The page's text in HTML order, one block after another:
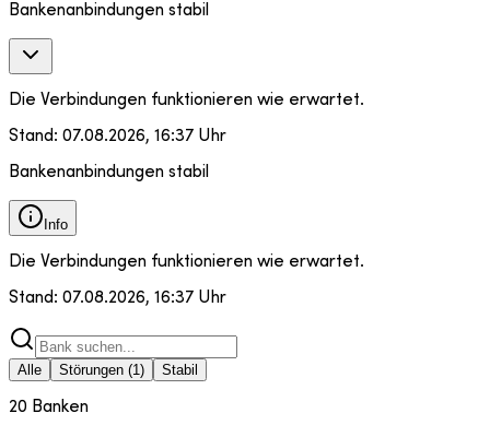
Bankenanbindungen stabil
Die Verbindungen funktionieren wie erwartet.
Stand: 07.08.2026, 16:37 Uhr
Bankenanbindungen stabil
Info
Die Verbindungen funktionieren wie erwartet.
Stand: 07.08.2026, 16:37 Uhr
Alle Störungen (1) Stabil
20 Banken